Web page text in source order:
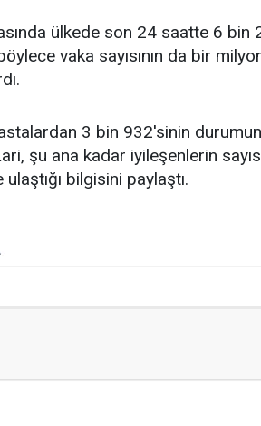
ülkede son 24 saatte 6 bin
vaka sayısının da bir
3 bin 932'sinin
şu ana kadar iyileşenlerin
bilgisini paylaştı.